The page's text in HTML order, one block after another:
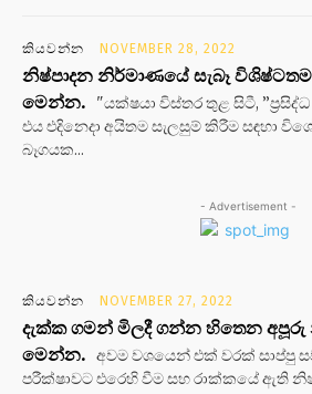
කියවන්න NOVEMBER 28, 2022
නිෂ්පාදන නිර්මාණයේ සැබෑ
මෙන්න.
"යක්ෂයා විස්තර තුළ සිටී,
එය එදිනෙදා අයිතම සැලසුම් කිරීම සඳහා
බෑගයක...
- Advertisement -
කියවන්න NOVEMBER 27, 2022
දැක්ක ගමන් මිලදී ගන්න හිතෙන
මෙන්න. අවම වශයෙන් එක් වරක් සාප්පු
පරීක්ෂාවට එරෙහි වීම සහ රාක්කයේ ඇති